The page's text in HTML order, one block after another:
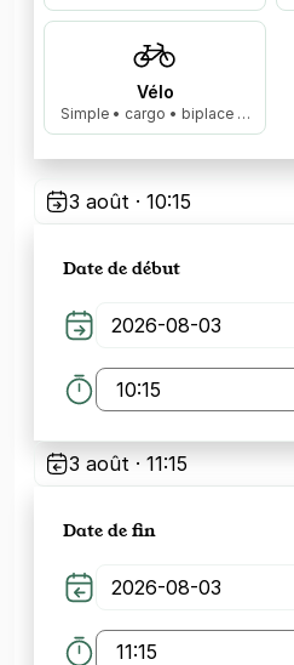
Vélo
Simple • cargo • biplace …
3 août · 10:15
Date de début
3 août · 11:15
Date de fin